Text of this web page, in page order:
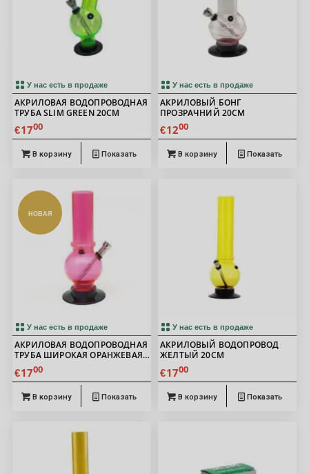
У нас есть в продаже
АКРИЛОВАЯ ВОДОПРОВОДНАЯ
ТРУБА SLIM GREEN 20СМ
€1700
В корзину Показать
У нас есть в продаже
АКРИЛОВЫЙ БОНГ
ПРОЗРАЧНИЙ 20СМ
€1200
В корзину Показать
У нас есть в продаже
НОВАЯ
АКРИЛОВАЯ ВОДОПРОВОДНАЯ
ТРУБА ШИРОКАЯ ОРАНЖЕВАЯ
20СМ
€1700
В корзину Показать
У нас есть в продаже
АКРИЛОВЫЙ ВОДОПРОВОД
ЖЕЛТЫЙ 20СМ
€1700
В корзину Показать